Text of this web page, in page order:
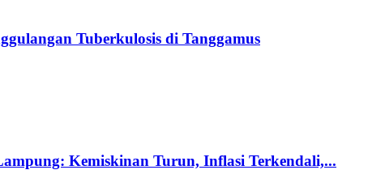
Tuberkulosis di Tanggamus
Kemiskinan Turun, Inflasi Terkendali,...